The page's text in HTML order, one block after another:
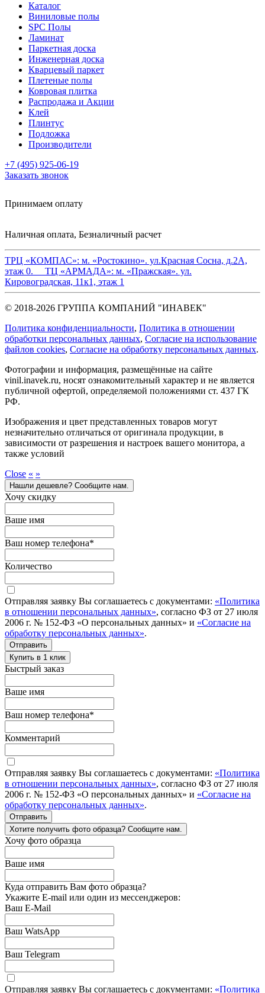
Каталог
Виниловые полы
SPC Полы
Ламинат
Паркетная доска
Инженерная доска
Кварцевый паркет
Плетеные полы
Ковровая плитка
Распродажа и Акции
Клей
Плинтус
Подложка
Производители
+7 (495) 925-06-19
Заказать звонок
Принимаем оплату
Наличная оплата, Безналичный расчет
ТРЦ «КОМПАС»: м. «Ростокино». ул.Красная Сосна, д.2А,
этаж 0. ТЦ «АРМАДА»: м. «Пражская». ул.
Кировоградская, 11к1, этаж 1
© 2018-2026 ГРУППА КОМПАНИЙ "ИНАВЕК"
Политика конфиденциальности, Политика в отношении
обработки персональных данных, Cогласие на использование
файлов cookies, Согласие на обработку персональных данных.
Фотографии и информация, размещённые на сайте
vinil.inavek.ru, носят ознакомительный характер и не является
публичной офертой, определяемой положениями ст. 437 ГК
РФ.
Изображения и цвет представленных товаров могут
незначительно отличаться от оригинала продукции, в
зависимости от разрешения и настроек вашего монитора, а
также условий
Close « »
Нашли дешевле? Сообщите нам.
Хочу скидку
Ваше имя
Ваш номер телефона*
Количество
Отправляя заявку Вы соглашаетесь с документами: «Политика
в отношении персональных данных», согласно ФЗ от 27 июля
2006 г. № 152-ФЗ «О персональных данных» и «Согласие на
обработку персональных данных».
Отправить
Купить в 1 клик
Быстрый заказ
Ваше имя
Ваш номер телефона*
Комментарий
Отправляя заявку Вы соглашаетесь с документами: «Политика
в отношении персональных данных», согласно ФЗ от 27 июля
2006 г. № 152-ФЗ «О персональных данных» и «Согласие на
обработку персональных данных».
Отправить
Хотите получить фото образца? Сообщите нам.
Хочу фото образца
Ваше имя
Куда отправить Вам фото образца?
Укажите E-mail или один из мессенджеров:
Ваш E-Mail
Ваш WatsApp
Ваш Telegram
Отправляя заявку Вы соглашаетесь с документами: «Политика